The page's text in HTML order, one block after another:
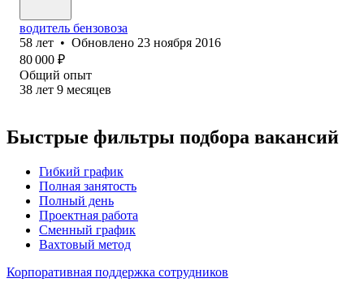
водитель бензовоза
58 лет • Обновлено 23 ноября 2016
80 000 ₽
Общий опыт
38 лет 9 месяцев
Быстрые фильтры подбора вакансий
Гибкий график
Полная занятость
Полный день
Проектная работа
Сменный график
Вахтовый метод
Корпоративная поддержка сотрудников